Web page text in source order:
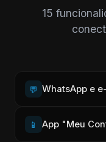
15
💬 WhatsApp e
📱 App "Meu